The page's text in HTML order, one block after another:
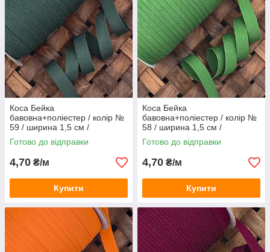
Коса Бейка
бавовна+поліестер / колір №
59 / ширина 1,5 см /
замовлення від 1 метра
Готово до відправки
4,70 ₴/м
Купити
Коса Бейка
бавовна+поліестер / колір №
58 / ширина 1,5 см /
замовлення від 1 метра
Готово до відправки
4,70 ₴/м
Купити